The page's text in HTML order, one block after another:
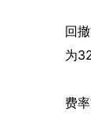
回
为
费